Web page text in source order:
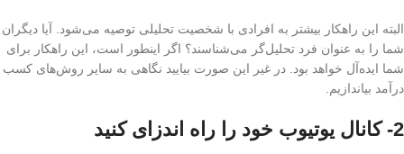
البته این راهکار بیشتر به افرادی با شخصیت تحلیلی توصیه می‌شود. آیا دیگران
شما را به عنوان فرد تحلیل‌گر می‌شناسند؟ اگر اینطور است، این راهکار برای
شما ایده‌آل خواهد بود. در غیر این صورت بیایید نگاهی به سایر روش‌های کسب
درآمد بیاندازیم.
2- کانال یوتیوب خود را راه اندزای کنید